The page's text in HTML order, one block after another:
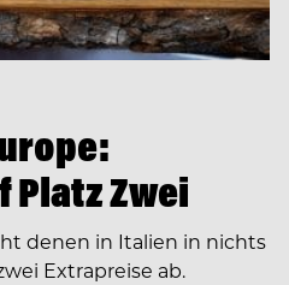
Platz Zwei
denen in Italien in nichts
Extrapreise ab.